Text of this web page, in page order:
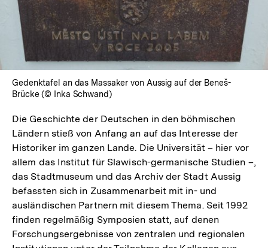
öffnen
Gedenktafel an das Massaker von Aussig auf der Beneš-
Brücke (© Inka Schwand)
Die Geschichte der Deutschen in den böhmischen
Ländern stieß von Anfang an auf das Interesse der
Historiker im ganzen Lande. Die Universität – hier vor
allem das Institut für Slawisch-germanische Studien –,
das Stadtmuseum und das Archiv der Stadt Aussig
befassten sich in Zusammenarbeit mit in- und
ausländischen Partnern mit diesem Thema. Seit 1992
finden regelmäßig Symposien statt, auf denen
Forschungsergebnisse von zentralen und regionalen